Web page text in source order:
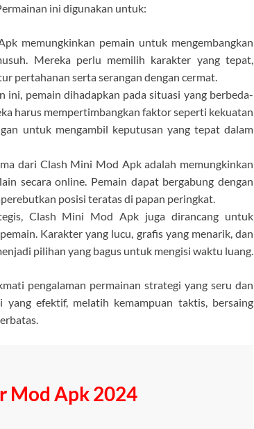
ini digunakan untuk:
memungkinkan pemain untuk mengembangkan
Mereka perlu memilih karakter yang tepat,
pertahanan serta serangan dengan cermat.
ini, pemain dihadapkan pada situasi yang berbeda-
harus mempertimbangkan faktor seperti kekuatan
untuk mengambil keputusan yang tepat dalam
dari Clash Mini Mod Apk adalah memungkinkan
secara online. Pemain dapat bergabung dengan
posisi teratas di papan peringkat.
Clash Mini Mod Apk juga dirancang untuk
Karakter yang lucu, grafis yang menarik, dan
pilihan yang bagus untuk mengisi waktu luang.
pengalaman permainan strategi yang seru dan
yang efektif, melatih kemampuan taktis, bersaing
Mod Apk 2024